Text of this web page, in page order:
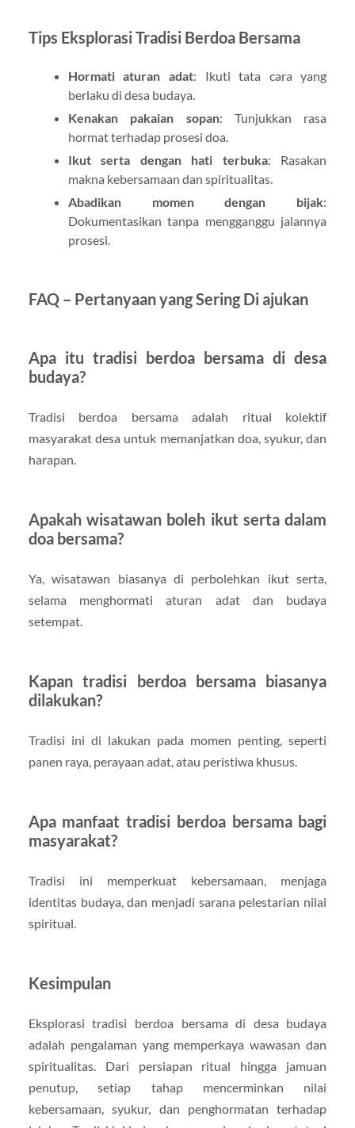
Tips Eksplorasi Tradisi Berdoa Bersama
Hormati aturan adat: Ikuti tata cara yang
berlaku di desa budaya.
Kenakan pakaian sopan: Tunjukkan rasa
hormat terhadap prosesi doa.
Ikut serta dengan hati terbuka: Rasakan
makna kebersamaan dan spiritualitas.
Abadikan momen dengan bijak:
Dokumentasikan tanpa mengganggu jalannya
prosesi.
FAQ – Pertanyaan yang Sering Di ajukan
Apa itu tradisi berdoa bersama di desa
budaya?
Tradisi berdoa bersama adalah ritual kolektif
masyarakat desa untuk memanjatkan doa, syukur, dan
harapan.
Apakah wisatawan boleh ikut serta dalam
doa bersama?
Ya, wisatawan biasanya di perbolehkan ikut serta,
selama menghormati aturan adat dan budaya
setempat.
Kapan tradisi berdoa bersama biasanya
dilakukan?
Tradisi ini di lakukan pada momen penting, seperti
panen raya, perayaan adat, atau peristiwa khusus.
Apa manfaat tradisi berdoa bersama bagi
masyarakat?
Tradisi ini memperkuat kebersamaan, menjaga
identitas budaya, dan menjadi sarana pelestarian nilai
spiritual.
Kesimpulan
Eksplorasi tradisi berdoa bersama di desa budaya
adalah pengalaman yang memperkaya wawasan dan
spiritualitas. Dari persiapan ritual hingga jamuan
penutup, setiap tahap mencerminkan nilai
kebersamaan, syukur, dan penghormatan terhadap